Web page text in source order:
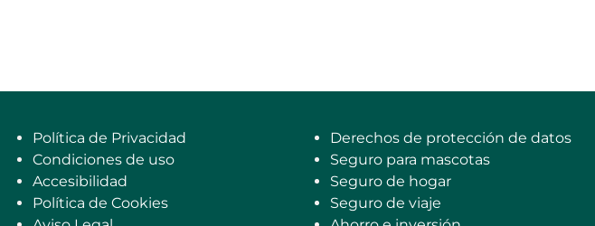
Política de Privacidad
Condiciones de uso
Accesibilidad
Política de Cookies
Derechos de protección de datos
Seguro para mascotas
Seguro de hogar
Seguro de viaje